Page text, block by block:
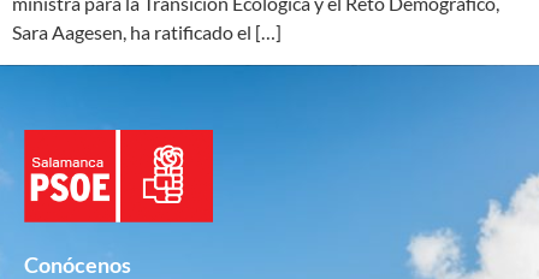
Sara Aagesen, ha ratificado el […]
Conócenos